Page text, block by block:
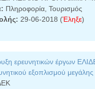
Πληροφορία, Τουρισμός
29-06-2018 (Έληξε)
ερευνητικών έργων
εξοπλισμού μεγάλης